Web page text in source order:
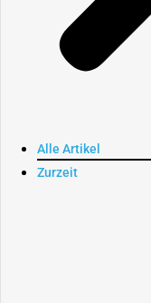
Alle Artikel
Zurzeit